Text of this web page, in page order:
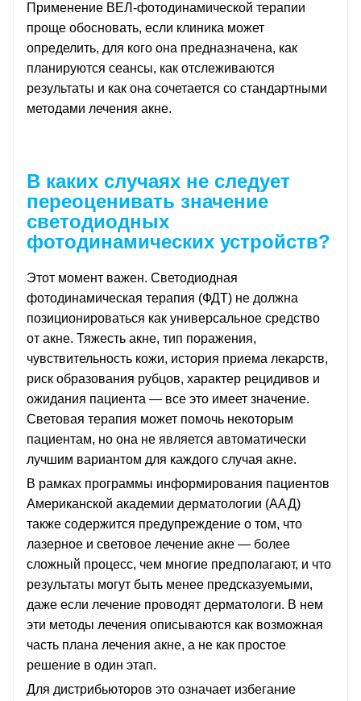
Применение ВЕЛ-фотодинамической терапии
проще обосновать, если клиника может
определить, для кого она предназначена, как
планируются сеансы, как отслеживаются
результаты и как она сочетается со стандартными
методами лечения акне.
В каких случаях не следует
переоценивать значение
светодиодных
фотодинамических устройств?
Этот момент важен. Светодиодная
фотодинамическая терапия (ФДТ) не должна
позиционироваться как универсальное средство
от акне. Тяжесть акне, тип поражения,
чувствительность кожи, история приема лекарств,
риск образования рубцов, характер рецидивов и
ожидания пациента — все это имеет значение.
Световая терапия может помочь некоторым
пациентам, но она не является автоматически
лучшим вариантом для каждого случая акне.
В рамках программы информирования пациентов
Американской академии дерматологии (ААД)
также содержится предупреждение о том, что
лазерное и световое лечение акне — более
сложный процесс, чем многие предполагают, и что
результаты могут быть менее предсказуемыми,
даже если лечение проводят дерматологи. В нем
эти методы лечения описываются как возможная
часть плана лечения акне, а не как простое
решение в один этап.
Для дистрибьюторов это означает избегание